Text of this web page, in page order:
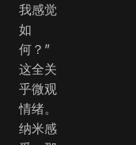
我感觉
如
何？”
这全关
乎微观
情绪。
纳米感